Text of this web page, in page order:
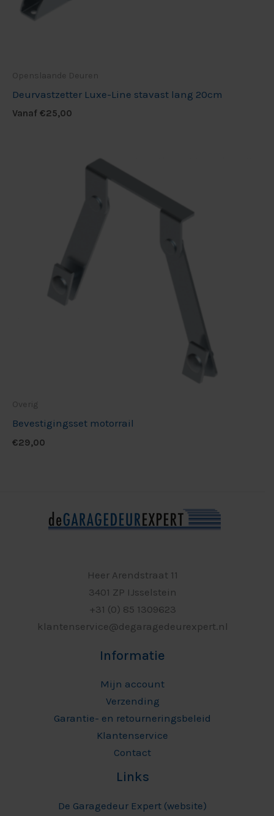
Openslaande Deuren
Deurvastzetter Luxe-Line stavast lang 20cm
Vanaf €25,00
Overig
Bevestigingsset motorrail
€29,00
Heer Arendstraat 11
3401 ZP IJsselstein
+31 (0) 85 1309623
klantenservice@degaragedeurexpert.nl
Informatie
Mijn account
Verzending
Garantie- en retourneringsbeleid
Klantenservice
Contact
Links
De Garagedeur Expert (website)